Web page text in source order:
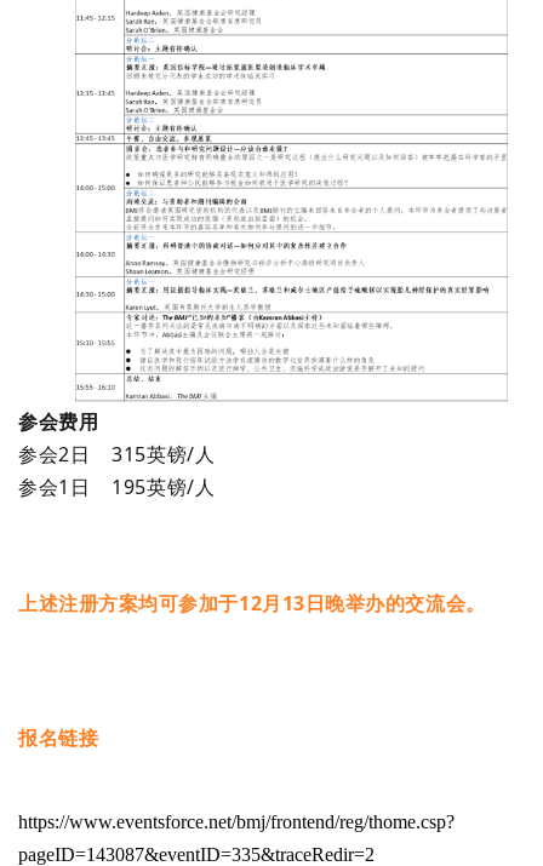
参会费用
参会2日 315英镑/人
参会1日 195英镑/人
上述注册方案均可参加于12月13日晚举办的交流会。
报名链接
https://www.eventsforce.net/bmj/frontend/reg/thome.csp?
pageID=143087&eventID=335&traceRedir=2